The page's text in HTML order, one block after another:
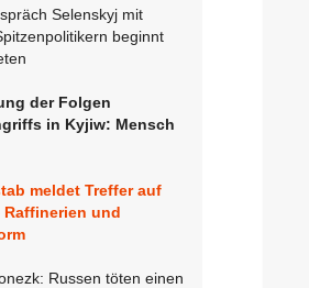
Selenskyj mit
beginnt
der Folgen
in Kyjiw: Mensch
meldet Treffer auf
und
Russen töten einen